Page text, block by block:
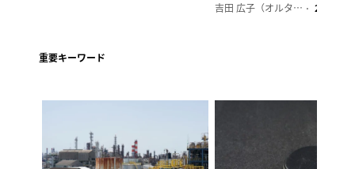
吉田 広子（オルタナ輪番編集長） 2026年6
重要キーワード